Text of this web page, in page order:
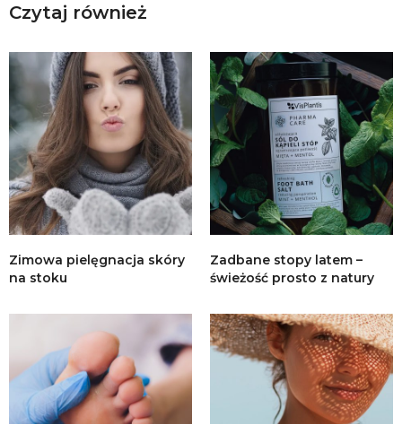
Czytaj również
Zimowa pielęgnacja skóry
na stoku
Zadbane stopy latem –
świeżość prosto z natury